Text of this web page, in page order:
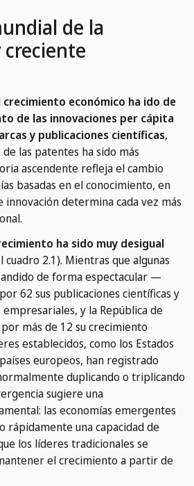
de la
crecimiento económico ha ido de
de las innovaciones per cápita
y publicaciones científicas,
las patentes ha sido más
ascendente refleja el cambio
basadas en el conocimiento, en
innovación determina cada vez más
ha sido muy desigual
cuadro 2.1). Mientras que algunas
de forma espectacular —
62 sus publicaciones científicas y
y la República de
más de 12 su crecimiento
establecidos, como los Estados
europeos, han registrado
duplicando o triplicando
sugiere una
las economías emergentes
rápidamente una capacidad de
los líderes tradicionales se
el crecimiento a partir de